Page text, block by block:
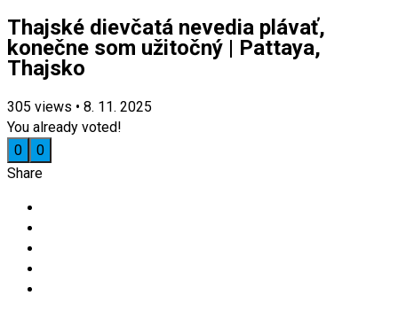
Thajské dievčatá nevedia plávať,
konečne som užitočný | Pattaya,
Thajsko
305 views • 8. 11. 2025
You already voted!
0
0
Share